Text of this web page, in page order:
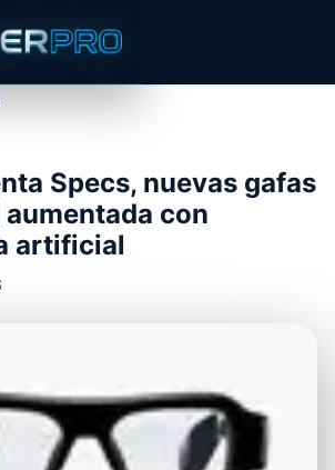
Specs, nuevas gafas
con
artificial